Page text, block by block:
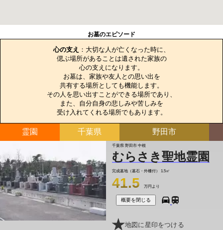
お墓のエピソード
心の支え ：大切な人が亡くなった時に、
偲ぶ場所があることは遺された家族の
心の支えになります。
お墓は、家族や友人との思い出を
共有する場所としても機能します。
その人を思い出すことができる場所であり、
また、自分自身の悲しみや苦しみを
受け入れてくれる場所でもあります。
霊園 千葉県 野田市
千葉県 野田市 中根
むらさき聖地霊園
完成墓地（墓石・外柵付） 1.5㎡
41.5 万円より
概要を閉じる
地図に星印をつける